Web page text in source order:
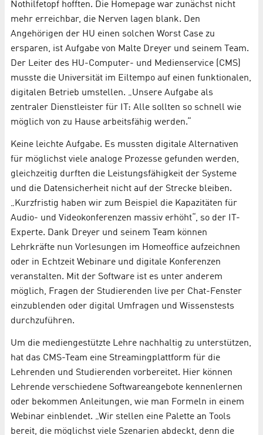
Nothilfetopf hofften. Die Homepage war zunächst nicht
mehr erreichbar, die Nerven lagen blank. Den
Angehörigen der HU einen solchen Worst Case zu
ersparen, ist Aufgabe von Malte Dreyer und seinem Team.
Der Leiter des HU-Computer- und Medienservice (CMS)
musste die Universität im Eiltempo auf einen funktionalen,
digitalen Betrieb umstellen. „Unsere Aufgabe als
zentraler Dienstleister für IT: Alle sollten so schnell wie
möglich von zu Hause arbeitsfähig werden.“
Keine leichte Aufgabe. Es mussten digitale Alternativen
für möglichst viele analoge Prozesse gefunden werden,
gleichzeitig durften die Leistungsfähigkeit der Systeme
und die Datensicherheit nicht auf der Strecke bleiben.
„Kurzfristig haben wir zum Beispiel die Kapazitäten für
Audio- und Videokonferenzen massiv erhöht“, so der IT-
Experte. Dank Dreyer und seinem Team können
Lehrkräfte nun Vorlesungen im Homeoffice aufzeichnen
oder in Echtzeit Webinare und digitale Konferenzen
veranstalten. Mit der Software ist es unter anderem
möglich, Fragen der Studierenden live per Chat-Fenster
einzublenden oder digital Umfragen und Wissenstests
durchzuführen.
Um die mediengestützte Lehre nachhaltig zu unterstützen,
hat das CMS-Team eine Streamingplattform für die
Lehrenden und Studierenden vorbereitet. Hier können
Lehrende verschiedene Softwareangebote kennenlernen
oder bekommen Anleitungen, wie man Formeln in einem
Webinar einblendet. „Wir stellen eine Palette an Tools
bereit, die möglichst viele Szenarien abdeckt, denn die